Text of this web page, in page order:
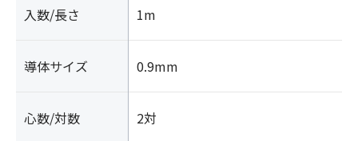
ケ
ブ
入数/長さ 1m
導体サイズ 0.9mm
心数/対数 2対